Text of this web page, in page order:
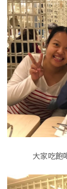
大家吃飽